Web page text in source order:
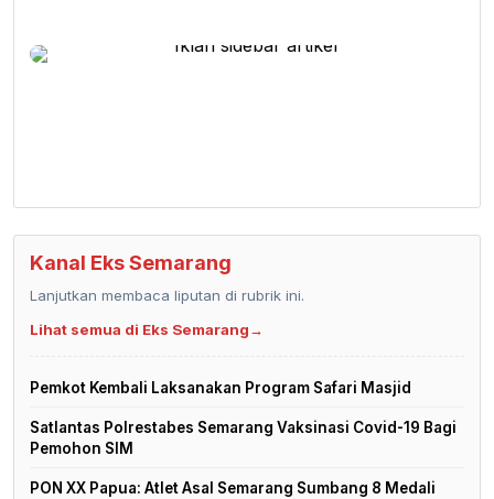
Kanal Eks Semarang
Lanjutkan membaca liputan di rubrik ini.
Lihat semua di Eks Semarang→
Pemkot Kembali Laksanakan Program Safari Masjid
Satlantas Polrestabes Semarang Vaksinasi Covid-19 Bagi
Pemohon SIM
PON XX Papua: Atlet Asal Semarang Sumbang 8 Medali